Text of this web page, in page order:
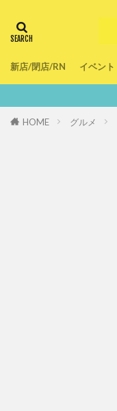
新店/閉店/RN イベント
HOME グルメ